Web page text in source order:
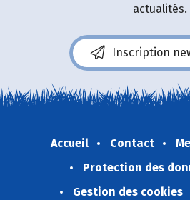
actualités.
Inscription
Accueil Contact
Protection des
Gestion des cookies